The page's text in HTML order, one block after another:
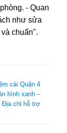
- Quan
như sửa
chuẩn".
cài Quận 4
hình xanh –
Địa chỉ hỗ trợ